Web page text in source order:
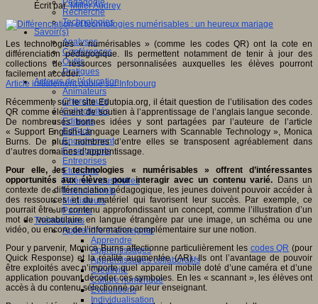
Pédagogie
Recherche
Technologies
Savoir(s)
Analyses
Conférences
Outils
Pratiques
Acteurs de l'éducation
Animateurs
Chercheurs
Collectivités
Editeurs
EdTech
Encadrement
Enseignants
Entreprises
Etudiants
Filières industrielles
Institutionnels
Médiateurs
Parents
Thématiques
Apprendre et enseigner
Apprendre
Apprentissages
Apprentissages collaboratifs
Créativité
Culture numérique
Evaluations
Individualisation
Écrit parMiller Audrey
Les technologies « numérisables » (comme les codes QR) ont la cote en
différenciation pédagogique. Ils permettent notamment de tenir à jour des
collections de ressources personnalisées auxquelles les élèves pourront
facilement accéder.
Article initialement publié sur Infobourg
Récemment, sur le site Edutopia.org, il était question de l’utilisation des codes
QR comme élément de soutien à l’apprentissage de l’anglais langue seconde.
De nombreuses bonnes idées y sont partagées par l’auteure de l’article
« Support English-Language Learners with Scannable Technology », Monica
Burns. De plus, nombres d’entre elles se transposent agréablement dans
d’autres domaines d’apprentissage.
Pour elle, les technologies « numérisables » offrent d’intéressantes
opportunités aux élèves pour interagir avec un contenu varié. Dans un
contexte de différenciation pédagogique, les jeunes doivent pouvoir accéder à
des ressources et du matériel qui favorisent leur succès. Par exemple, ce
pourrait être un contenu approfondissant un concept, comme l’illustration d’un
mot de vocabulaire en langue étrangère par une image, un schéma ou une
vidéo, ou encore de l’information complémentaire sur une notion.
Pour y parvenir, Monica Burns affectionne particulièrement les codes QR (pour
Quick Response) et la réalité augmentée (AR). Ils ont l’avantage de pouvoir
être exploités avec n’importe quel appareil mobile doté d’une caméra et d’une
application pouvant décoder ces symboles. En les « scannant », les élèves ont
accès à du contenu sélectionné par leur enseignant.